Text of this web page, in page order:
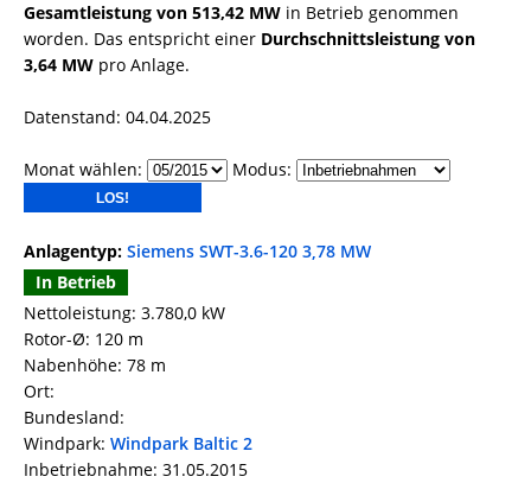
Gesamtleistung von 513,42 MW in Betrieb genommen
worden. Das entspricht einer Durchschnittsleistung von
3,64 MW pro Anlage.
Datenstand: 04.04.2025
Monat wählen: Modus:
Anlagentyp: Siemens SWT-3.6-120 3,78 MW
In Betrieb
Nettoleistung: 3.780,0 kW
Rotor-Ø: 120 m
Nabenhöhe: 78 m
Ort:
Bundesland:
Windpark: Windpark Baltic 2
Inbetriebnahme: 31.05.2015